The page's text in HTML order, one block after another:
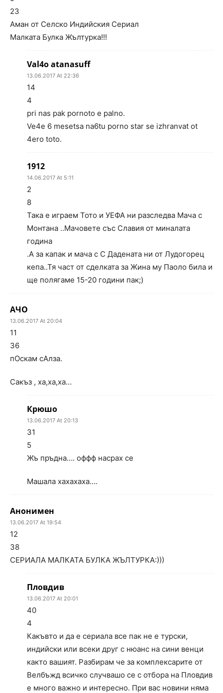
23
Аман от Селско Индийския Сериал
Малката Булка Жълтурка!!!
Val4o atanasuff
13.06.2017 At 22:36
14
4
pri nas pak pornoto e palno.
Ve4e 6 mesetsa na6tu porno star se izhranvat ot
4ero toto.
1912
14.06.2017 At 5:11
2
8
Така е играем Тото и УЕФА ни разследва Мача с
Монтана ..Мачовете със Славия от миналата
година
.А за капак и мача с С Дадената ни от Лудогорец
кепа..Тя част от сделката за Жина му Паоло била и
ще полягаме 15-20 години пак;)
АЧО
13.06.2017 At 20:04
11
36
пОскам сАлза.
Сакъз , ха,ха,ха…
Крюшо
13.06.2017 At 20:13
31
5
Жъ пръдна…. оффф насрах се
Машала хахахаха….
Анонимен
13.06.2017 At 19:54
12
38
СЕРИАЛА МАЛКАТА БУЛКА ЖЪЛТУРКА:)))
Пловдив
13.06.2017 At 20:01
40
4
Какъвто и да е сериала все пак не е турски,
индийски или всеки друг с нюанс на сини венци
както вашият. Разбирам че за комплексарите от
Велбъжд всичко случвашо се с отбора на Пловдив
е много важно и интересно. При вас новини няма